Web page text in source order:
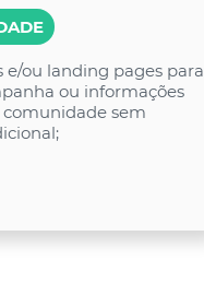
e/ou landing pages para
ou informações
sem